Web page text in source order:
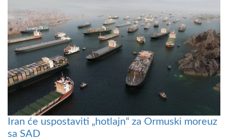
Iran će uspostaviti „hotlajn“ za Ormuski moreuz
sa SAD